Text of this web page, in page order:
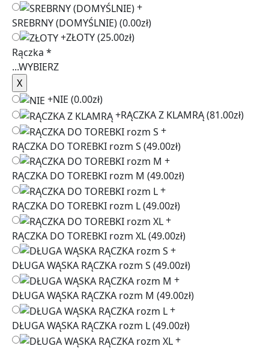
+
SREBRNY (DOMYŚLNIE)(0.00zł)
+ZŁOTY(25.00zł)
Rączka *
...WYBIERZ
+NIE (0.00zł)
+RĄCZKA Z KLAMRĄ(81.00zł)
+
RĄCZKA DO TOREBKI rozm S (49.00zł)
+
RĄCZKA DO TOREBKI rozm M (49.00zł)
+
RĄCZKA DO TOREBKI rozm L(49.00zł)
+
RĄCZKA DO TOREBKI rozm XL(49.00zł)
+
DŁUGA WĄSKA RĄCZKA rozm S (49.00zł)
+
DŁUGA WĄSKA RĄCZKA rozm M (49.00zł)
+
DŁUGA WĄSKA RĄCZKA rozm L(49.00zł)
+